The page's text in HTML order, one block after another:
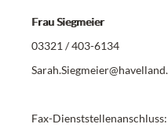
Frau Siegmeier
03321 / 403-6134
Fax-